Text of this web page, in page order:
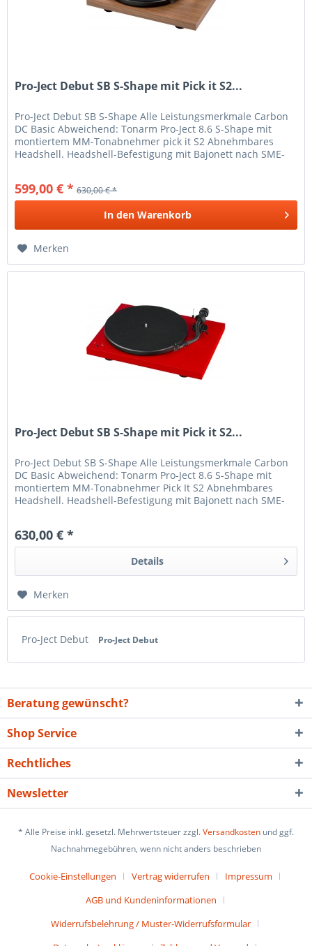
Pro-Ject Debut SB S-Shape mit Pick it S2...
Pro-Ject Debut SB S-Shape Alle Leistungsmerkmale Carbon
DC Basic Abweichend: Tonarm Pro-Ject 8.6 S-Shape mit
montiertem MM-Tonabnehmer pick it S2 Abnehmbares
Headshell. Headshell-Befestigung mit Bajonett nach SME-
599,00 € * 630,00 € *
In den Warenkorb
Merken
Pro-Ject Debut SB S-Shape mit Pick it S2...
Pro-Ject Debut SB S-Shape Alle Leistungsmerkmale Carbon
DC Basic Abweichend: Tonarm Pro-Ject 8.6 S-Shape mit
montiertem MM-Tonabnehmer Pick It S2 Abnehmbares
Headshell. Headshell-Befestigung mit Bajonett nach SME-
630,00 € *
Details
Merken
Pro-Ject Debut Pro-Ject Debut
Beratung gewünscht?
Shop Service
Rechtliches
Newsletter
* Alle Preise inkl. gesetzl. Mehrwertsteuer zzgl.Versandkosten und ggf.
Nachnahmegebühren, wenn nicht anders beschrieben
Cookie-Einstellungen Vertrag widerrufen
Impressum
AGB und Kundeninformationen
Widerrufsbelehrung / Muster-Widerrufsformular